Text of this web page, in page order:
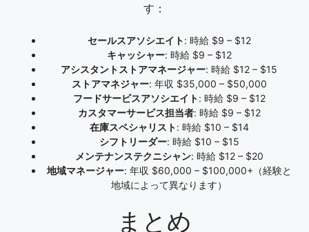
す：
セールスアソシエイト: 時給 $9 – $12
キャッシャー: 時給 $9 – $12
アシスタントストアマネージャー: 時給 $12 – $15
ストアマネジャー: 年収 $35,000 – $50,000
フードサービスアソシエイト: 時給 $9 – $12
カスタマーサービス担当者: 時給 $9 – $12
在庫スペシャリスト: 時給 $10 – $14
シフトリーダー: 時給 $10 – $15
メンテナンステクニシャン: 時給 $12 – $20
地域マネージャー: 年収 $60,000 – $100,000+（経験と
地域によって異なります）
まとめ